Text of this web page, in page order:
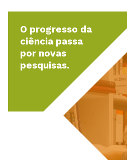
O progresso da
ciência passa
por novas
pesquisas.